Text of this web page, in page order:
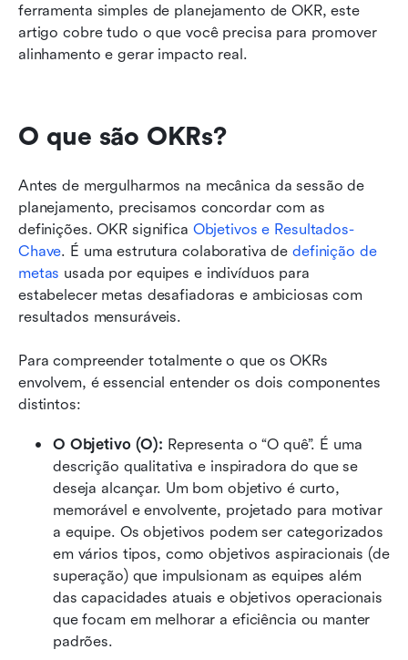
ferramenta simples de planejamento de OKR, este
artigo cobre tudo o que você precisa para promover
alinhamento e gerar impacto real.
O que são OKRs?
Antes de mergulharmos na mecânica da sessão de
planejamento, precisamos concordar com as
definições. OKR significa Objetivos e Resultados-
Chave. É uma estrutura colaborativa de definição de
metas usada por equipes e indivíduos para
estabelecer metas desafiadoras e ambiciosas com
resultados mensuráveis.
Para compreender totalmente o que os OKRs
envolvem, é essencial entender os dois componentes
distintos:
O Objetivo (O): Representa o “O quê”. É uma
descrição qualitativa e inspiradora do que se
deseja alcançar. Um bom objetivo é curto,
memorável e envolvente, projetado para motivar
a equipe. Os objetivos podem ser categorizados
em vários tipos, como objetivos aspiracionais (de
superação) que impulsionam as equipes além
das capacidades atuais e objetivos operacionais
que focam em melhorar a eficiência ou manter
padrões.